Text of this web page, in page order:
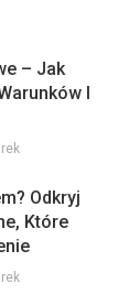
– Jak
I
Odkryj
Które